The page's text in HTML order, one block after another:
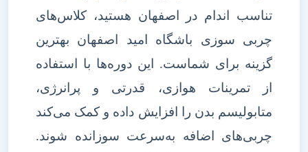
تناسب اندام در اصفهان هستید، کلاس‌های
چربی سوزی باشگاه امید اصفهان بهترین
گزینه برای شماست. این دوره‌ها با استفاده
از تمرینات هوازی، قدرتی و پرانرژی،
متابولیسم بدن را افزایش داده و کمک می‌کند
چربی‌های اضافه به‌سرعت سوزانده شوند.